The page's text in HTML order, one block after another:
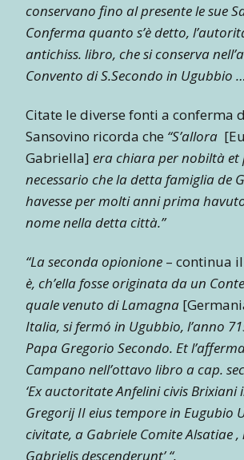
conservano fino al presente le sue
Conferma quanto s’è detto,
antichiss. libro, che si conserva
Convento di S.Secondo in Ugubbio
Citate le diverse fonti a conferma
Sansovino ricorda che “S’allora
Gabriella] era chiara per nobiltà et
necessario che la detta famiglia de
havesse per molti anni prima
nome nella detta città.”
“La seconda opionione – continua
è, ch’ella fosse originata da un
quale venuto di Lamagna
Italia, si fermó in Ugubbio, l’anno
Papa Gregorio Secondo. Et
Campano nell’ottavo libro a cap.
‘Ex auctoritate Anfelini civis Brixiani
Gregorij II eius tempore in Eugubio
civitate, a Gabriele Comite Alsatiae ,
Gabrielis descenderunt’ “.